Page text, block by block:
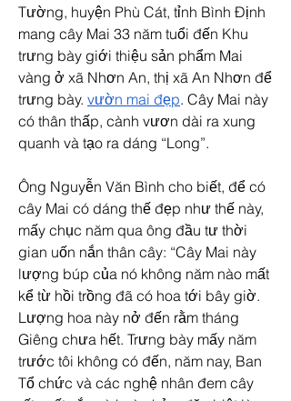
Tường, huyện Phù Cát, tỉnh Bình Định
mang cây Mai 33 năm tuổi đến Khu
trưng bày giới thiệu sản phẩm Mai
vàng ở xã Nhơn An, thị xã An Nhơn để
trưng bày. vườn mai đẹp. Cây Mai này
có thân thấp, cành vươn dài ra xung
quanh và tạo ra dáng “Long”.
Ông Nguyễn Văn Bình cho biết, để có
cây Mai có dáng thế đẹp như thế này,
mấy chục năm qua ông đầu tư thời
gian uốn nắn thân cây: “Cây Mai này
lượng búp của nó không năm nào mất
kể từ hồi trồng đã có hoa tới bây giờ.
Lượng hoa này nở đến rằm tháng
Giêng chưa hết. Trưng bày mấy năm
trước tôi không có đến, năm nay, Ban
Tổ chức và các nghệ nhân đem cây